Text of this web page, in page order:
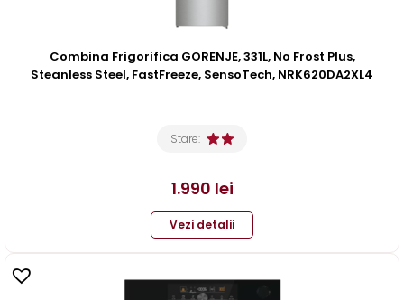
Combina Frigorifica GORENJE, 331L, No Frost Plus,
Steanless Steel, FastFreeze, SensoTech, NRK620DA2XL4
Stare:
1.990 lei
Vezi detalii